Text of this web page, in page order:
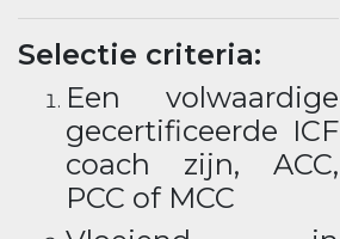
Selectie criteria:
Een volwaardige
gecertificeerde ICF
coach zijn, ACC,
PCC of MCC